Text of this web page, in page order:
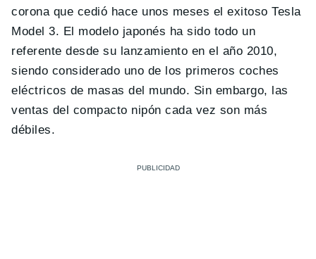
corona que cedió hace unos meses el exitoso Tesla
Model 3. El modelo japonés ha sido todo un
referente desde su lanzamiento en el año 2010,
siendo considerado uno de los primeros coches
eléctricos de masas del mundo. Sin embargo, las
ventas del compacto nipón cada vez son más
débiles.